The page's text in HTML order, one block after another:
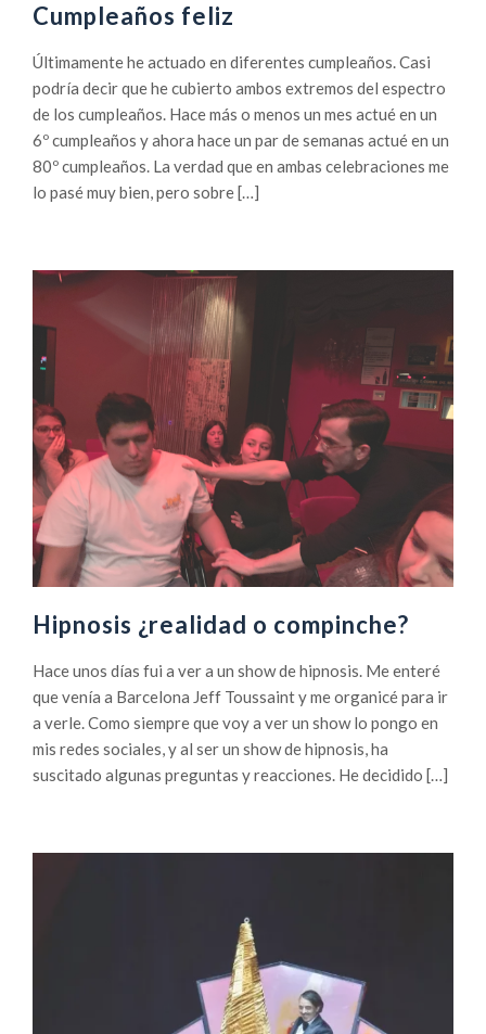
Cumpleaños feliz
Últimamente he actuado en diferentes cumpleaños. Casi
podría decir que he cubierto ambos extremos del espectro
de los cumpleaños. Hace más o menos un mes actué en un
6º cumpleaños y ahora hace un par de semanas actué en un
80º cumpleaños. La verdad que en ambas celebraciones me
lo pasé muy bien, pero sobre […]
Hipnosis ¿realidad o compinche?
Hace unos días fui a ver a un show de hipnosis. Me enteré
que venía a Barcelona Jeff Toussaint y me organicé para ir
a verle. Como siempre que voy a ver un show lo pongo en
mis redes sociales, y al ser un show de hipnosis, ha
suscitado algunas preguntas y reacciones. He decidido […]